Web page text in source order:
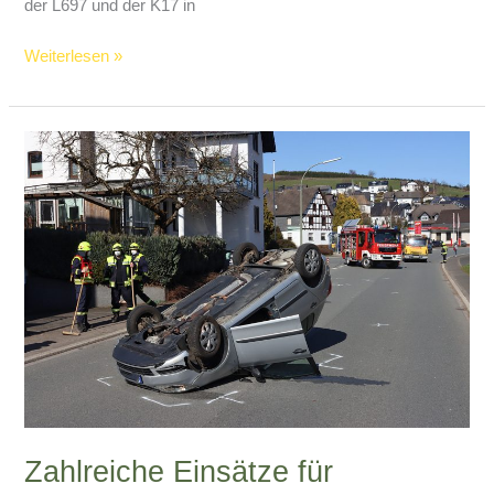
der L697 und der K17 in
Nach
in
Fichtenschonung
gelandet
Weiterlesen »
Zahlreiche Einsätze für